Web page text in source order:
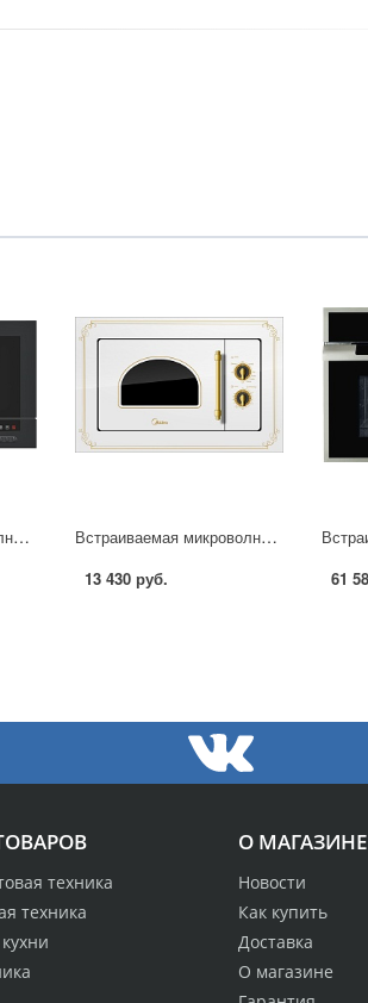
Встраиваемая микроволновая печь Neff C54L60S0 в Москве Встраиваемая микроволновая печь Midea MG820BW8 в Москве
13 430 руб. 61
О МАГАЗИНЕ
Новости
Как купить
Доставка
О магазине
техника
техника